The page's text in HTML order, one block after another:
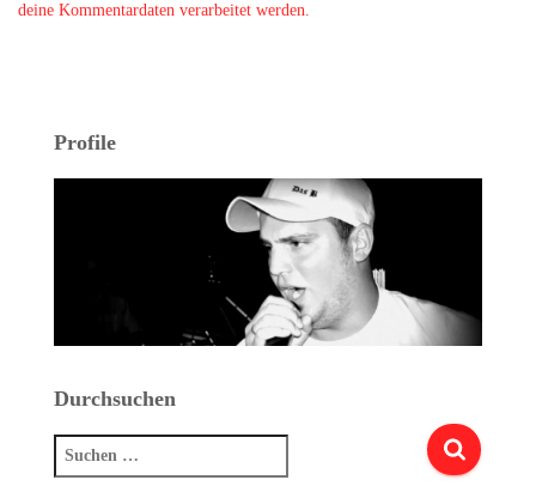
deine Kommentardaten verarbeitet werden.
Profile
Durchsuchen
Suchen
nach: